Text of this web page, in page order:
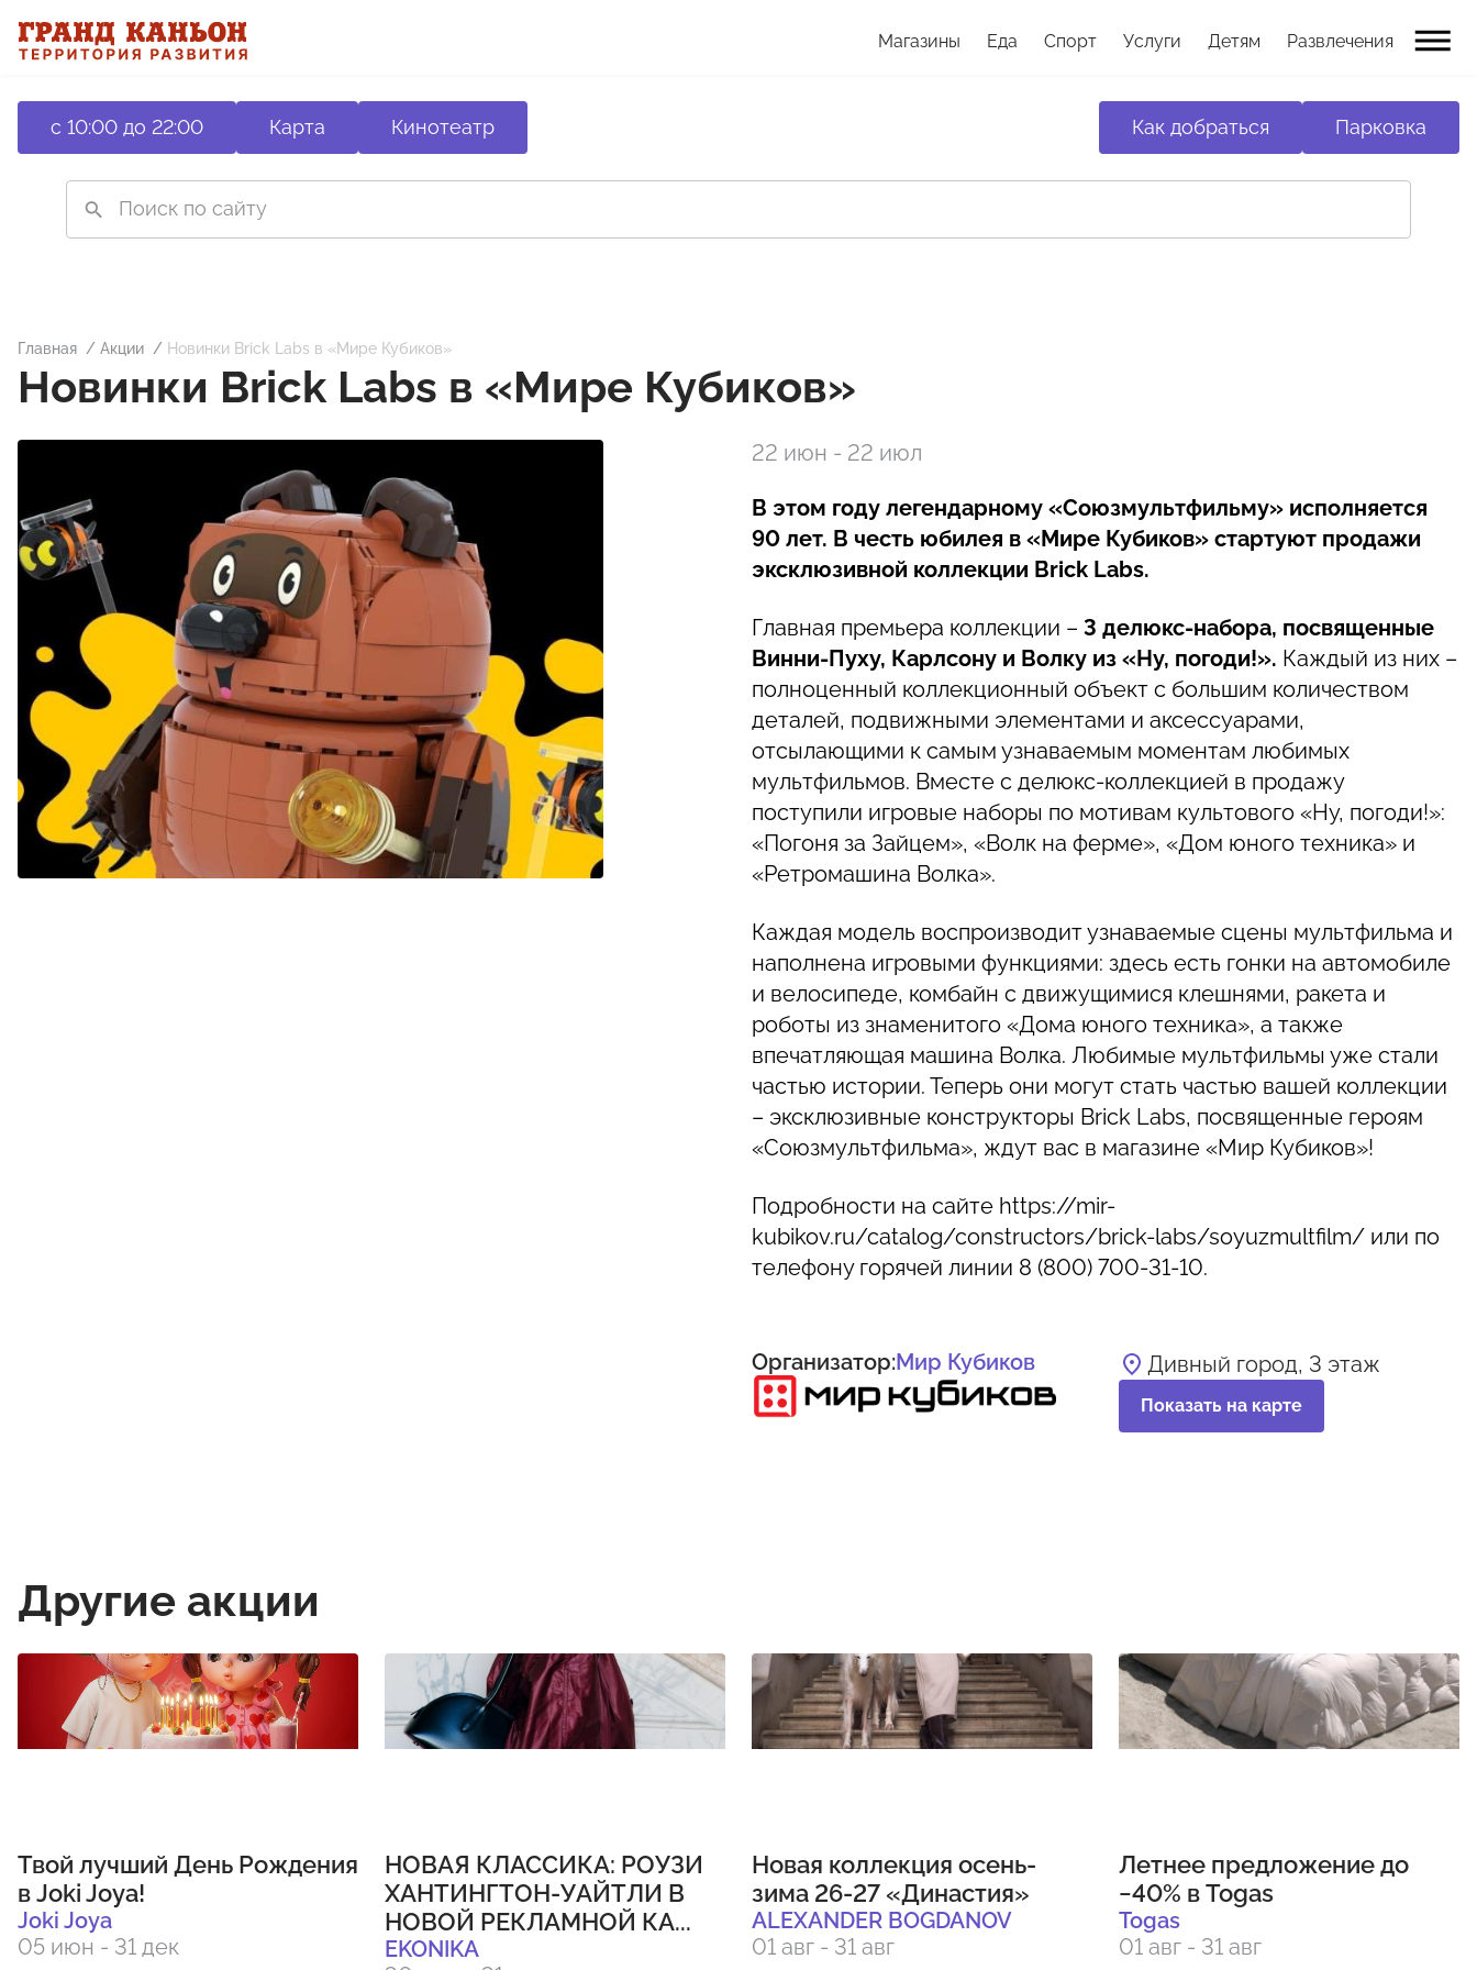
Магазины Еда Спорт Услуги Детям Развлечения
с 10:00 до 22:00 Карта Кинотеатр Как добраться Парковка
Главная Акции Новинки Brick Labs в «Мире Кубиков»
Новинки Brick Labs в «Мире Кубиков»
22 июн - 22 июл
В этом году легендарному «Союзмультфильму» исполняется
90 лет. В честь юбилея в «Мире Кубиков» стартуют продажи
эксклюзивной коллекции Brick Labs.
Главная премьера коллекции – 3 делюкс-набора, посвященные
Винни-Пуху, Карлсону и Волку из «Ну, погоди!». Каждый из них –
полноценный коллекционный объект с большим количеством
деталей, подвижными элементами и аксессуарами,
отсылающими к самым узнаваемым моментам любимых
мультфильмов. Вместе с делюкс-коллекцией в продажу
поступили игровые наборы по мотивам культового «Ну, погоди!»:
«Погоня за Зайцем», «Волк на ферме», «Дом юного техника» и
«Ретромашина Волка».
Каждая модель воспроизводит узнаваемые сцены мультфильма и
наполнена игровыми функциями: здесь есть гонки на автомобиле
и велосипеде, комбайн с движущимися клешнями, ракета и
роботы из знаменитого «Дома юного техника», а также
впечатляющая машина Волка. Любимые мультфильмы уже стали
частью истории. Теперь они могут стать частью вашей коллекции
– эксклюзивные конструкторы Brick Labs, посвященные героям
«Союзмультфильма», ждут вас в магазине «Мир Кубиков»!
Подробности на сайте https://mir-
kubikov.ru/catalog/constructors/brick-labs/soyuzmultfilm/ или по
телефону горячей линии 8 (800) 700-31-10.
Организатор:Мир Кубиков Дивный город, 3 этаж
Показать на карте
Другие акции
Твой лучший День Рождения
в Joki Joya!
Joki Joya
05 июн - 31 дек
НОВАЯ КЛАССИКА: РОУЗИ
ХАНТИНГТОН-УАЙТЛИ В
НОВОЙ РЕКЛАМНОЙ КА...
EKONIKA
Новая коллекция осень-
зима 26-27 «Династия»
ALEXANDER BOGDANOV
01 авг - 31 авг
Летнее предложение до
−40% в Togas
Togas
01 авг - 31 авг